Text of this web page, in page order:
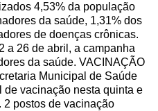
4,53% da população
da saúde, 1,31% dos
de doenças crônicas.
a 26 de abril, a campanha
da saúde. VACINAÇÃO
Municipal de Saúde
de vacinação nesta quinta e
2 postos de vacinação